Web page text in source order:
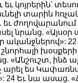
կոյրերին՝
տարին
ժողովարանում
նրանց. «Այսօր
22
«Անշուշտ, ինձ
արել ես
24 Եւ նա ասաց.